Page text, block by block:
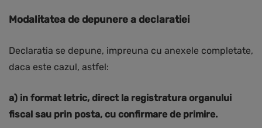
Modalitatea de depunere a declaratiei
Declaratia se depune, impreuna cu anexele completate,
daca este cazul, astfel:
a) in format letric, direct la registratura organului
fiscal sau prin posta, cu confirmare de primire.